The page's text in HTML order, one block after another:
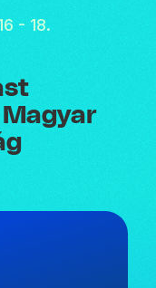
- 18.